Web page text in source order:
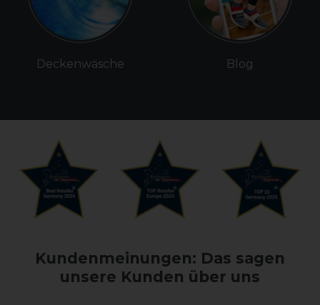
Deckenwäsche Blog
Kundenmeinungen: Das sagen
unsere Kunden über uns